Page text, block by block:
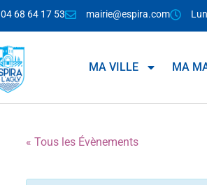
04 68 64 17 53 mairie@espira.com
MA VILLE MA
« Tous les Évènements